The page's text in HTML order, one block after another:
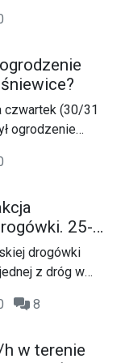
im.
ogólnopolskiej
szkoły”,
30 września.
czwartek (30/31
ogrodzenie
ustala
25-
jazdy
drogówki
z dróg w
dostawczego
z prędkością 110
8
h w terenie